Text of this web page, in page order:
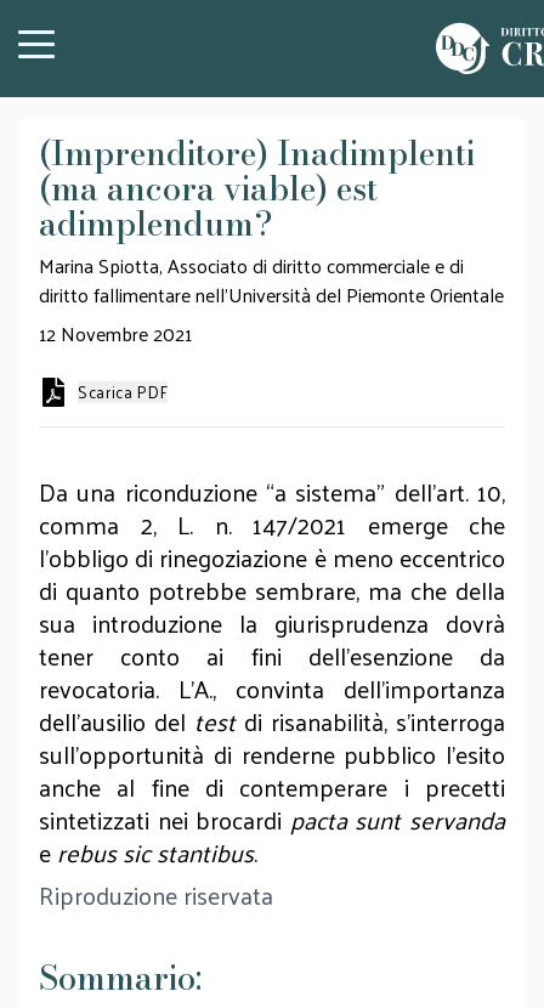
(Imprenditore) Inadimplenti
(ma ancora viable) est
adimplendum?
Marina Spiotta, Associato di diritto commerciale e di
diritto fallimentare nell’Università del Piemonte Orientale
12 Novembre 2021
Scarica PDF
Da una riconduzione “a sistema” dell’art. 10,
comma 2, L. n. 147/2021 emerge che
l’obbligo di rinegoziazione è meno eccentrico
di quanto potrebbe sembrare, ma che della
sua introduzione la giurisprudenza dovrà
tener conto ai fini dell’esenzione da
revocatoria. L’A., convinta dell’importanza
dell’ausilio del testdi risanabilità, s’interroga
sull’opportunità di renderne pubblico l’esito
anche al fine di contemperare i precetti
sintetizzati nei brocardi pacta sunt servanda
erebus sic stantibus.
Riproduzione riservata
Sommario: